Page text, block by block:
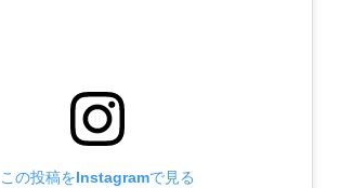
この投稿をInstagramで見る